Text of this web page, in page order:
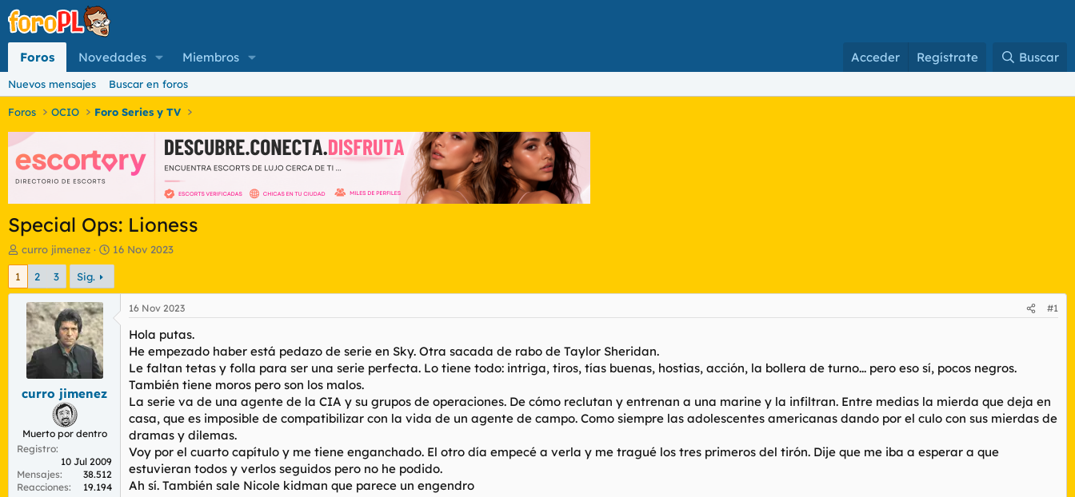
Foros Novedades Miembros Acceder Regístrate Buscar
Nuevos mensajes Buscar en foros
Foros OCIO Foro Series y TV
Special Ops: Lioness
I
n
c
a
d
o
d
e
e
m
curro jimenez
F
e
h
d
16 Nov 2023
1 2 3 Sig.
curro jimenez
Muerto por dentro
Registro
10 Jul 2009
Mensajes
38.512
Reacciones
19.194
16 Nov 2023 #1
Hola putas.
He empezado haber está pedazo de serie en Sky. Otra sacada de rabo de Taylor Sheridan.
Le faltan tetas y folla para ser una serie perfecta. Lo tiene todo: intriga, tiros, tías buenas, hostias, acción, la bollera de turno... pero eso sí, pocos negros.
También tiene moros pero son los malos.
La serie va de una agente de la CIA y su grupos de operaciones. De cómo reclutan y entrenan a una marine y la infiltran. Entre medias la mierda que deja en
casa, que es imposible de compatibilizar con la vida de un agente de campo. Como siempre las adolescentes americanas dando por el culo con sus mierdas de
dramas y dilemas.
Voy por el cuarto capítulo y me tiene enganchado. El otro día empecé a verla y me tragué los tres primeros del tirón. Dije que me iba a esperar a que
estuvieran todos y verlos seguidos pero no he podido.
Ah sí. También sale Nicole kidman que parece un engendro